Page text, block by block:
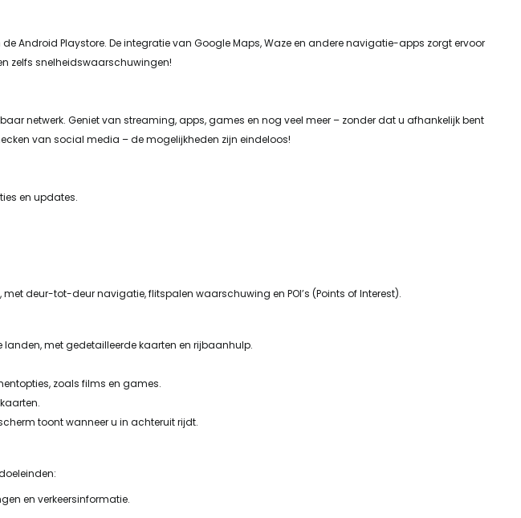
Android Playstore. De integratie van Google Maps, Waze en andere navigatie-apps zorgt ervoor
zelfs snelheidswaarschuwingen!
netwerk. Geniet van streaming, apps, games en nog veel meer – zonder dat u afhankelijk bent
van social media – de mogelijkheden zijn eindeloos!
en updates.
deur-tot-deur navigatie, flitspalen waarschuwing en POI’s (Points of Interest).
landen, met gedetailleerde kaarten en rijbaanhulp.
zoals films en games.
toont wanneer u in achteruit rijdt.
en verkeersinformatie.